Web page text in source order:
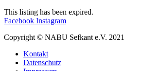
This listing has been expired.
Facebook Instagram
Copyright © NABU Sefkant e.V. 2021
Kontakt
Datenschutz